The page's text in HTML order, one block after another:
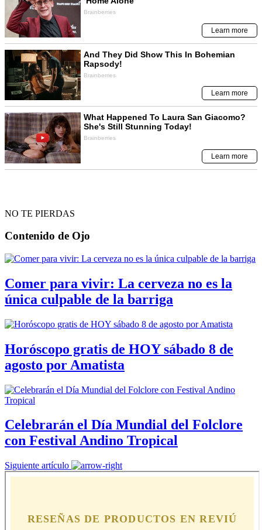
NO TE PIERDAS
Contenido de Ojo
Comer para vivir: La cerveza no es la
única culpable de la barriga
Horóscopo gratis de HOY sábado 8 de
agosto por Amatista
Celebrarán el Día Mundial del Folclore
con Festival Andino Tropical
Siguiente artículo